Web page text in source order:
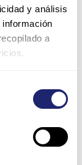
y análisis
a
1gen
Cache 3,